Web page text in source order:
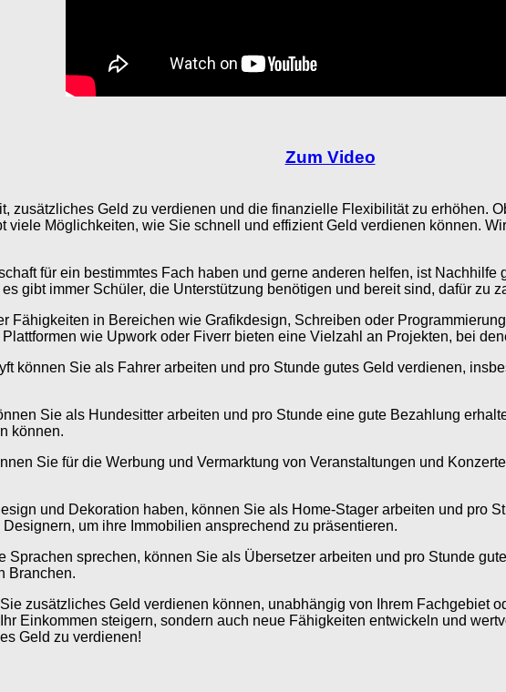
Zum Video
zusätzliches Geld zu verdienen und die finanzielle Flexibilität zu erhöhen.
viele Möglichkeiten, wie Sie schnell und effizient Geld verdienen können.
für ein bestimmtes Fach haben und gerne anderen helfen, ist
gibt immer Schüler, die Unterstützung benötigen und bereit sind, dafür zu
Fähigkeiten in Bereichen wie Grafikdesign, Schreiben oder
wie Upwork oder Fiverr bieten eine Vielzahl an Projekten, bei
können Sie als Fahrer arbeiten und pro Stunde gutes Geld verdienen,
Sie als Hundesitter arbeiten und pro Stunde eine gute Bezahlung
können.
Sie für die Werbung und Vermarktung von Veranstaltungen und
und Dekoration haben, können Sie als Home-Stager arbeiten und pro
um ihre Immobilien ansprechend zu präsentieren.
Sprachen sprechen, können Sie als Übersetzer arbeiten und pro Stunde
Branchen.
zusätzliches Geld verdienen können, unabhängig von Ihrem Fachgebiet
Einkommen steigern, sondern auch neue Fähigkeiten entwickeln und
Geld zu verdienen!